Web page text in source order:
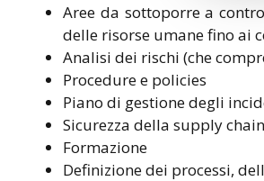
Aree da sottoporre a
delle risorse umane fino ai
Analisi dei rischi (che
Procedure e policies
Piano di gestione degli
Sicurezza della supply chain
Formazione
Definizione dei processi,